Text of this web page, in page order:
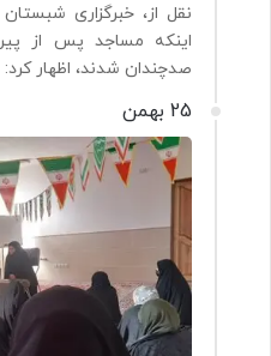
نقل از، خبرگزاری
اینکه مساجد پس از
صدچندان شدند، اظهار کرد:
25 بهمن